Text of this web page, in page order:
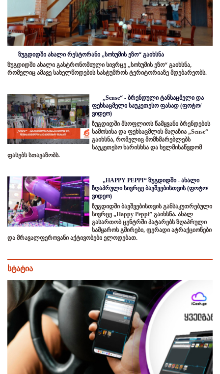
ზუგდიდში ახალი რესტორანი „სოხუმის ეზო“ გაიხსნა
ზუგდიდში ახალი გასტრონომიული სივრცე „სოხუმის ეზო“ გაიხსნა,
რომელიც ამავე სახელწოდების სასტუმროს ტერიტორიაზე მდებარეობს.
„Sense“ - ბრენდული ტანსაცმელი და
ფეხსაცმელი საუკეთესო ფასად (ფოტო/
ვიდეო)
ზუგდიდში მსოფლიოს წამყვანი ბრენდების
სამოსისა და ფეხსაცმლის მაღაზია „Sense“
გაიხსნა, რომელიც მომხმარებლებს
საუკეთესო ხარისხსა და ხელმისაწვდომ
ფასებს სთავაზობს.
„HAPPY PEPPI“ ზუგდიდში - ახალი
ზღაპრული სივრცე ბავშვებისთვის (ფოტო/
ვიდეო)
ზუგდიდში ბავშვებისთვის განსაკუთრებული
სივრცე „Happy Peppi” გაიხსნა. ახალ
გასართობ ცენტრში პატარებს ზღაპრული
სამყაროს გმირები, ფერადი ატრაქციონები
და მრავალფეროვანი აქტივობები ელოდებათ.
სტატია